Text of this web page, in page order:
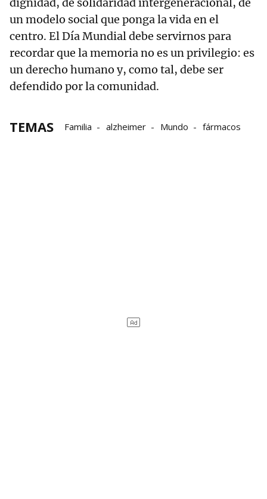
dignidad, de solidaridad intergeneracional, de
un modelo social que ponga la vida en el
centro. El Día Mundial debe servirnos para
recordar que la memoria no es un privilegio: es
un derecho humano y, como tal, debe ser
defendido por la comunidad.
TEMAS Familia alzheimer Mundo fármacos